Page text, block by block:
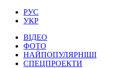
РУС
УКР
ВІДЕО
ФОТО
НАЙПОПУЛЯРНІШІ
СПЕЦПРОЕКТИ